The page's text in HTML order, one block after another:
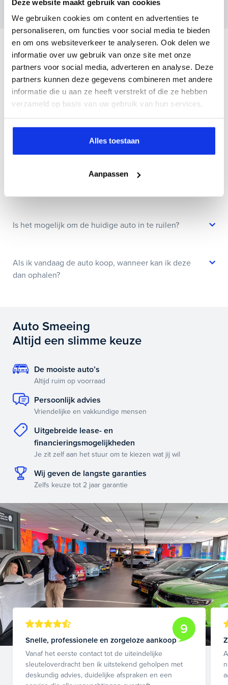
Deze website maakt gebruik van cookies
We gebruiken cookies om content en advertenties te
personaliseren, om functies voor social media te bieden
en om ons websiteverkeer te analyseren. Ook delen we
informatie over uw gebruik van onze site met onze
partners voor social media, adverteren en analyse. Deze
partners kunnen deze gegevens combineren met andere
informatie die u aan ze heeft verstrekt of die ze hebben
verzameld op basis van uw gebruik van hun services.
Alles toestaan
Aanpassen
Veelgestelde vragen
Wanneer kan ik een proefrit maken?
Is het mogelijk om de huidige auto in te ruilen?
Als ik vandaag de auto koop, wanneer kan ik deze
dan ophalen?
Auto Smeeing
Altijd een slimme keuze
De mooiste auto’s
Altijd ruim op voorraad
Persoonlijk advies
Vriendelijke en vakkundige mensen
Uitgebreide lease- en
financieringsmogelijkheden
Je zit zelf aan het stuur om te kiezen wat jij wil
Wij geven de langste garanties
Zelfs keuze tot 2 jaar garantie
9
Snelle, professionele en zorgeloze aankoop
Vanaf het eerste contact tot de uiteindelijke
sleuteloverdracht ben ik uitstekend geholpen met
deskundig advies, duidelijke afspraken en een